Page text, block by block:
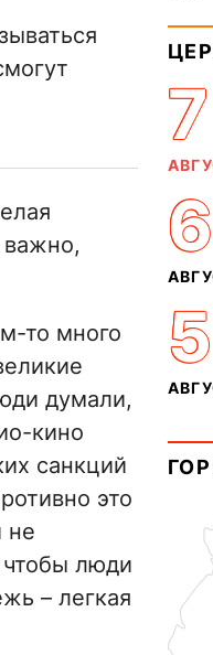
то много
думали,
кино
санкций
это
не
люди
– легкая
7
6
5